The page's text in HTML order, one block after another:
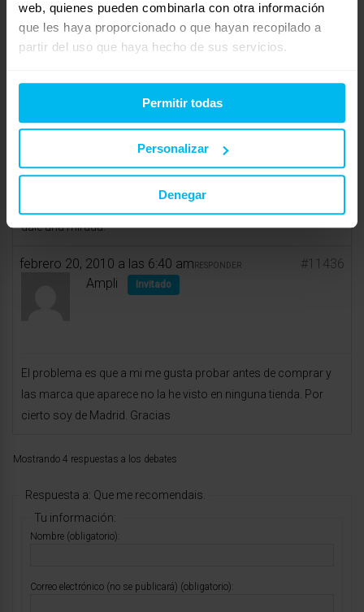
web, quienes pueden combinarla con otra información
que les haya proporcionado o que hayan recopilado a
partir del uso que haya hecho de sus servicios.
Permitir todas
Personalizar
Denegar
yo si quieres un buen viscoelástico iría a latiendahome.com,
no se si habrá de los precios que tu quieres, pero para mi piso,
y la verdad, yo como un niño.
te lo recomendaría, además las almohadas para mi son d elo
mejorcito, ese efecto de la mano, me sigue asombrando
como el primer día.
bueno, nada igual te lo compras en otro sitio, pero si puedes
dale una mirada.
febrero 20, 2010 a las 6:40 am #11436
RESPONDER
Ampli Invitado
El problema es que a mi me gusta probar antes de comprar y
las marca que aparece no la he visto en ninguna tienda. Por
cierto soy de Madrid. Gracias
Mostrando 4 respuestas a los debates
Respuesta a: Que me recomendais.
Tu información:
Nombre (obligatorio):
Correo electrónico (no se publicará) (obligatorio):